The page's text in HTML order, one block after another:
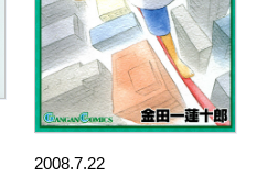
2008.7.22